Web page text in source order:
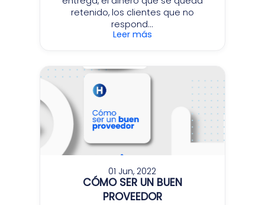
retenido, los clientes que no
respond...
Leer más
01 Jun, 2022
CÓMO SER UN BUEN
PROVEEDOR